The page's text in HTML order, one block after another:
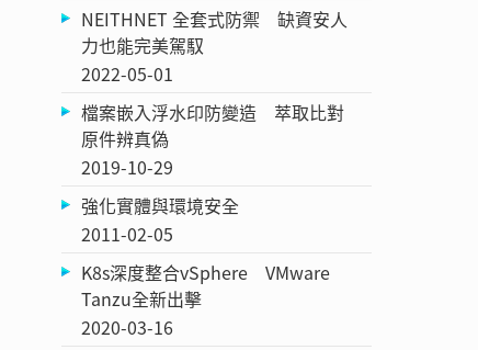
NEITHNET 全套式防禦 缺資安人
力也能完美駕馭
2022-05-01
檔案嵌入浮水印防變造 萃取比對
原件辨真偽
2019-10-29
強化實體與環境安全
2011-02-05
K8s深度整合vSphere VMware
Tanzu全新出擊
2020-03-16